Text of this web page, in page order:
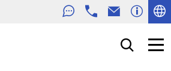
TelefonE-Mail
Suche